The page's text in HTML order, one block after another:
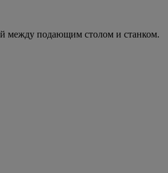
между подающим столом и станком.